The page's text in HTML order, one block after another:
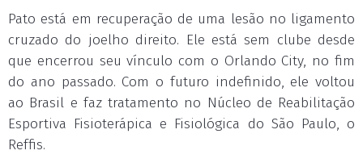
Pato está em recuperação de uma lesão no ligamento
cruzado do joelho direito. Ele está sem clube desde
que encerrou seu vínculo com o Orlando City, no fim
do ano passado. Com o futuro indefinido, ele voltou
ao Brasil e faz tratamento no Núcleo de Reabilitação
Esportiva Fisioterápica e Fisiológica do São Paulo, o
Reffis.